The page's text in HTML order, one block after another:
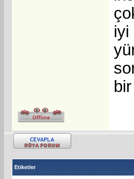
iyi
Etiketler